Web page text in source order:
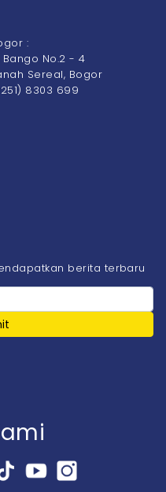
:
Bango No.2 - 4
Sereal, Bogor
8303 699
berita terbaru